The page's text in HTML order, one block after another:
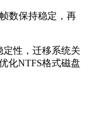
数保持稳定，再
性，迁移系统关
化NTFS格式磁盘